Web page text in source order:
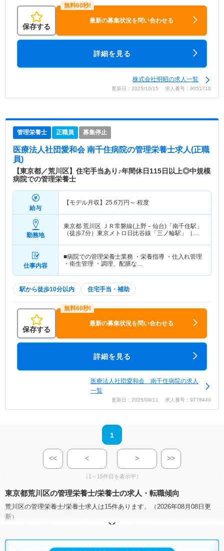
保存する
最新の募集状況を問い合わせる
詳細を見る
株式会社明昭の求人一覧
更新日：2025/10/15 求人番号：9051710
管理栄養士 正職員 募集停止
医療法人社団愛和会 南千住病院の管理栄養士求人(正職
員)
【東京都／荒川区】住宅手当あり♪年間休日115日以上◎中規模
病院での管理栄養士
給与
【モデル月収】 25.6万円～ 程度
勤務地
東京都 荒川区 ＪＲ常磐線(上野－仙台)「南千住駅」
（徒歩7分）東京メトロ日比谷線「三ノ輪駅」（徒
仕事内容
■病院での管理栄養士業務 ・栄養指導 ・仕入れ管理
・衛生管理 ・調理、配膳な…
駅から徒歩10分以内 住宅手当・補助
保存する
最新の募集状況を問い合わせる
詳細を見る
医療法人社団愛和会 南千住病院の求人
一覧
更新日：2025/09/11 求人番号：9778440
1
<< < > >>
（1～15件目を表示中）
東京都荒川区の管理栄養士/栄養士の求人・転職傾向
荒川区の管理栄養士/栄養士求人は15件あります。（2026年08月08日更
新）
サイト上に掲載されている求人の他に、
う求人を提案させていただきます。